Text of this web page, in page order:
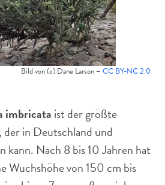
Bild von (c) Dane Larson – CC BY-NC 2.0
imbricataist der größte
in Deutschland und
kann. Nach 8 bis 10 Jahren hat
Wuchshöhe von 150 cm bis